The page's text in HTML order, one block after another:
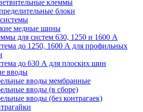
клеммы
блоки
медные шины
для систем 630, 1250 и 1600 А
до 1250, 1600 А для профильных
до 630 А для плоских шин
вводы
вводы мембранные
вводы (в сборе)
вводы (без контрагаек)